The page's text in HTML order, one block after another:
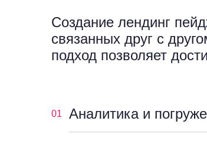
Создание лендинг
связанных друг с
подход позволяет
01 Аналитика и